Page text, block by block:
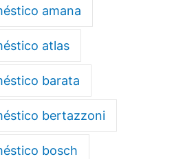
amana
atlas
barata
bertazzoni
bosch